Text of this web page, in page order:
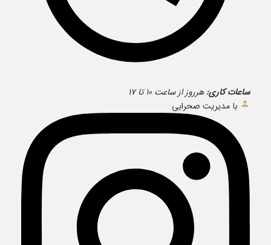
ساعات کاری: هرروز از ساعت ۱۰ تا ۱۷
با مدیریت صحرایی